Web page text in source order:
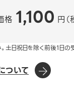
格 1,100 円（
日祝日を除く前後1日の
ついて